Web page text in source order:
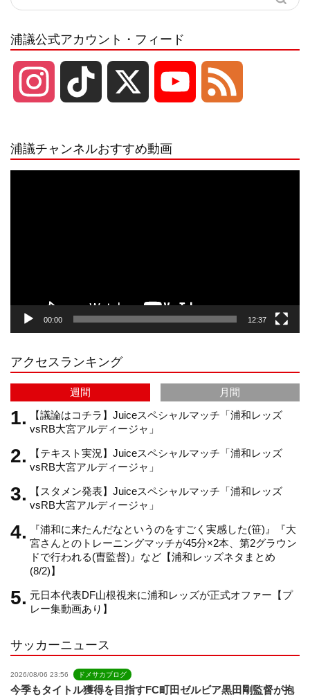
浦議公式アカウント・フィード
r
a
m
e
C
h
a
n
浦議チャンネルおすすめ動画
00:00 12:37
アクセスランキング
週間
月間
【議論はコチラ】Juiceスペシャルマッチ「浦和レッズ
vsRB大宮アルディージャ」
【テキスト実況】Juiceスペシャルマッチ「浦和レッズ
vsRB大宮アルディージャ」
【スタメン発表】Juiceスペシャルマッチ「浦和レッズ
vsRB大宮アルディージャ」
『浦和に来たんだなというのをすごく実感した(笹)』『大
宮さんとのトレーニングマッチが45分×2本、第2グラウン
ドで行われる(曺監督)』など【浦和レッズネタまとめ
(8/2)】
元日本代表DF山根視来に浦和レッズが正式オファー【プ
レー集動画あり】
サッカーニュース
2026/08/06 23:56 ドメサカブログ
今季もタイトル獲得を目指すFC町田ゼルビア黒田剛監督が抱